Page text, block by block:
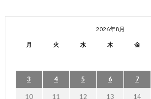
2026年8月
月 火 水 木 金
3 4 5 6 7
10 11 12 13 14